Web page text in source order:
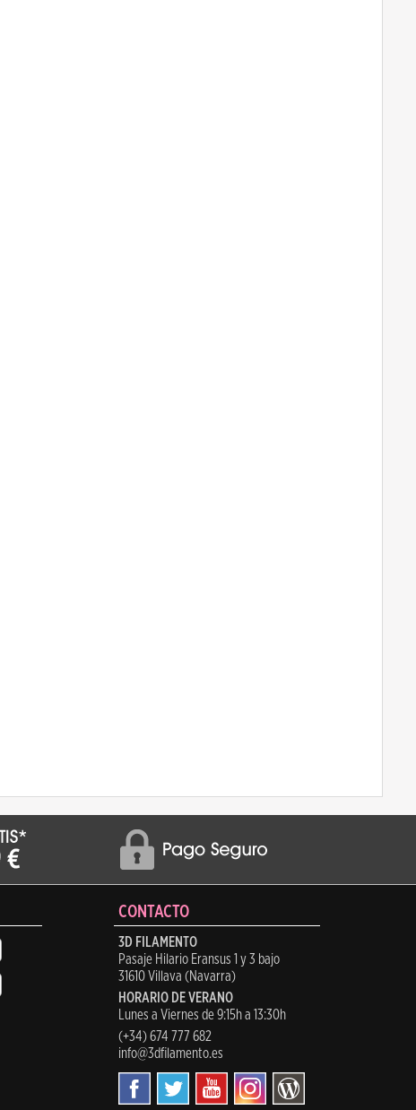
CONTACTO
3D FILAMENTO
Pasaje Hilario Eransus 1 y 3 bajo
31610 Villava (Navarra)
HORARIO DE VERANO
Lunes a Viernes de 9:15h a 13:30h
(+34) 674 777 682
info@3dfilamento.es